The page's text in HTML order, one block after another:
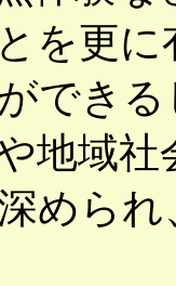
を更
でき
地域
めら